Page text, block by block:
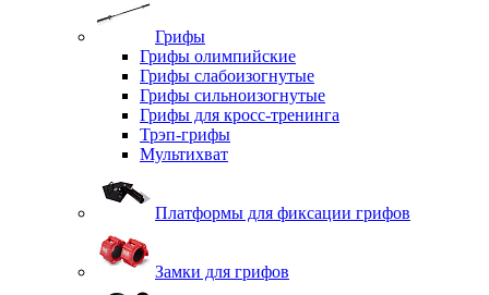
Грифы
Грифы олимпийские
Грифы слабоизогнутые
Грифы сильноизогнутые
Грифы для кросс-тренинга
Трэп-грифы
Мультихват
Платформы для фиксации грифов
Замки для грифов